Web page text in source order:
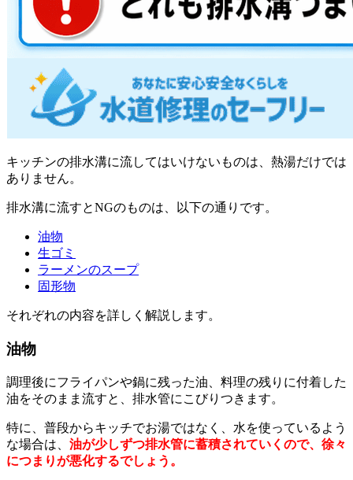
キッチンの排水溝に流してはいけないものは、熱湯だけでは
ありません。
排水溝に流すとNGのものは、以下の通りです。
油物
生ゴミ
ラーメンのスープ
固形物
それぞれの内容を詳しく解説します。
油物
調理後にフライパンや鍋に残った油、料理の残りに付着した
油をそのまま流すと、排水管にこびりつきます。
特に、普段からキッチでお湯ではなく、水を使っているよう
な場合は、 油が少しずつ排水管に蓄積されていくので、徐々
につまりが悪化するでしょう。